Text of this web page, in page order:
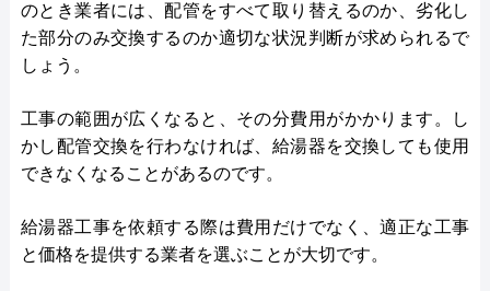
のとき業者には、配管をすべて取り替えるのか、劣化し
た部分のみ交換するのか適切な状況判断が求められるで
しょう。
工事の範囲が広くなると、その分費用がかかります。し
かし配管交換を行わなければ、給湯器を交換しても使用
できなくなることがあるのです。
給湯器工事を依頼する際は費用だけでなく、適正な工事
と価格を提供する業者を選ぶことが大切です。